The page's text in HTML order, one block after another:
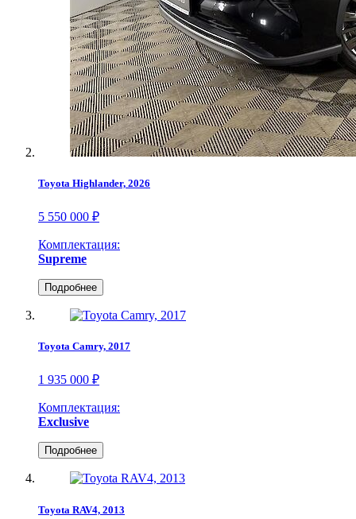
Toyota Highlander, 2026
5 550 000 ₽
Комплектация:
Supreme
Подробнее
Toyota Camry, 2017
1 935 000 ₽
Комплектация:
Exclusive
Подробнее
Toyota RAV4, 2013